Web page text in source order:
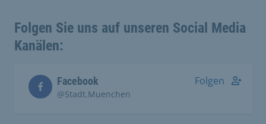
Folgen Sie uns auf unseren Social Media
Kanälen:
Facebook
@Stadt.Muenchen
Folgen